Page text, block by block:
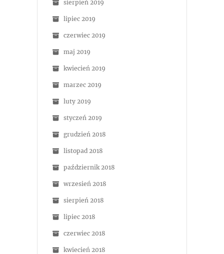
sierpień 2019
lipiec 2019
czerwiec 2019
maj 2019
kwiecień 2019
marzec 2019
luty 2019
styczeń 2019
grudzień 2018
listopad 2018
październik 2018
wrzesień 2018
sierpień 2018
lipiec 2018
czerwiec 2018
kwiecień 2018